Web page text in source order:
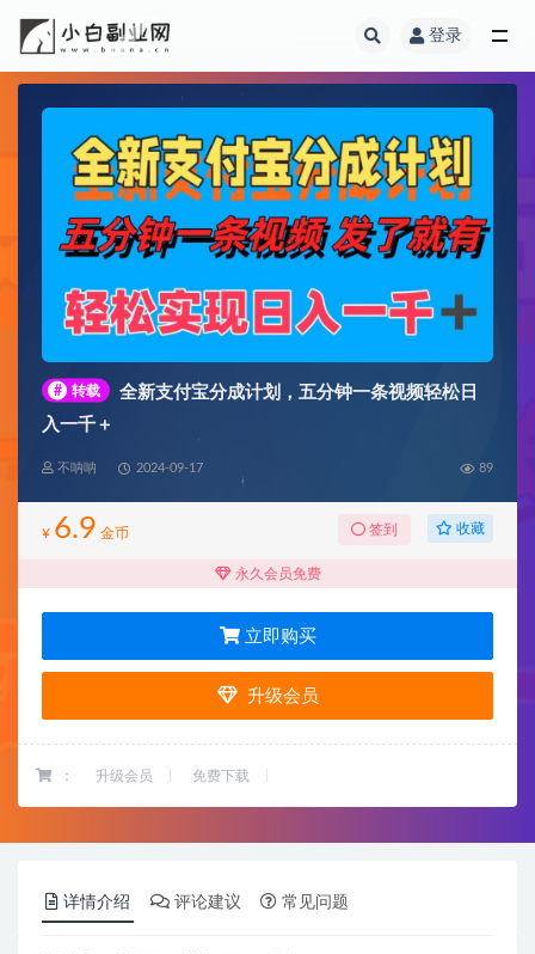
登录
# 转载
全新支付宝分成计划，五分钟一条视频轻松日
入一千＋
不呐呐 2024-09-17 89
¥ 6.9 金币 签到 收藏
永久会员免费
立即购买
升级会员
： 升级会员 免费下载
详情介绍 评论建议 常见问题